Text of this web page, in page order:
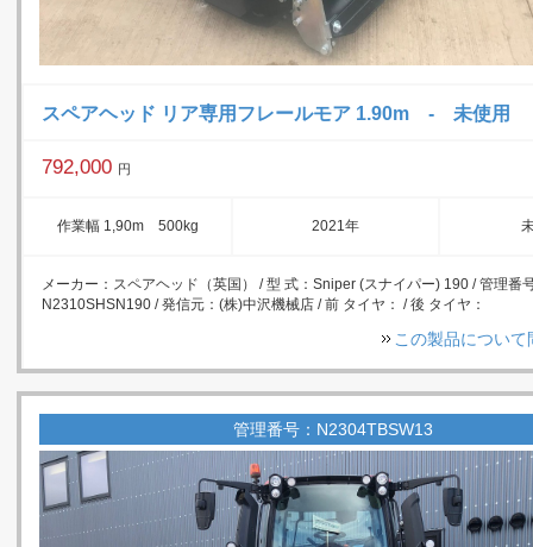
スペアヘッド リア専用フレールモア 1.90m - 未使用
792,000 円
作業幅 1,90m 500kg 2021年
メーカー：スペアヘッド（英国） / 型 式：Sniper (スナイパー) 190 / 管理番
N2310SHSN190 / 発信元：(株)中沢機械店 / 前 タイヤ： / 後 タイヤ：
この製品について
管理番号：N2304TBSW13